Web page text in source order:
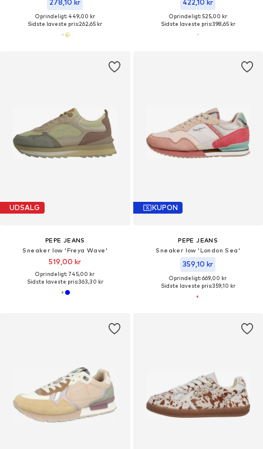
278,10 kr
Oprindeligt: 449,00 kr
Sidste laveste pris:262,65 kr
422,10 kr
Oprindeligt: 525,00 kr
Sidste laveste pris:398,65 kr
UDSALG
PEPE JEANS
Sneaker low 'Freya Wave'
519,00 kr
Oprindeligt: 745,00 kr
Sidste laveste pris:363,30 kr
KUPON
PEPE JEANS
Sneaker low 'London Sea'
359,10 kr
Oprindeligt: 669,00 kr
Sidste laveste pris:359,10 kr